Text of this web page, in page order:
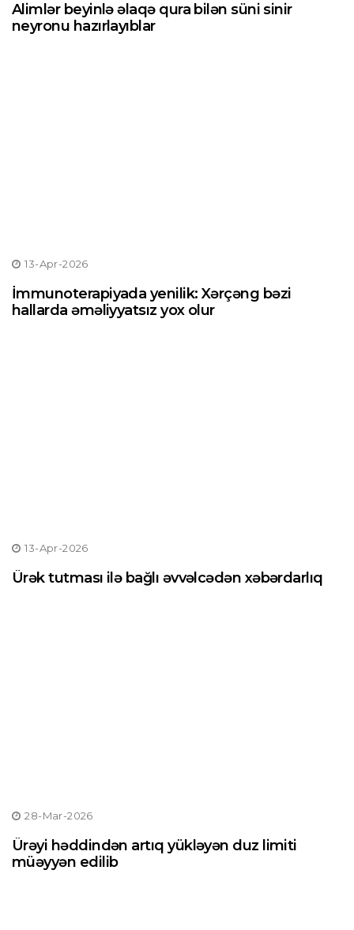
Alimlər beyinlə əlaqə qura bilən süni sinir
neyronu hazırlayıblar
13-Apr-2026
İmmunoterapiyada yenilik: Xərçəng bəzi
hallarda əməliyyatsız yox olur
13-Apr-2026
Ürək tutması ilə bağlı əvvəlcədən xəbərdarlıq
28-Mar-2026
Ürəyi həddindən artıq yükləyən duz limiti
müəyyən edilib